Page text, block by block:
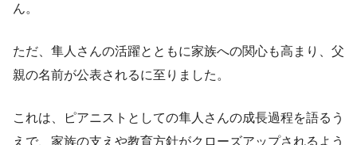
ん。
ただ、隼人さんの活躍とともに家族への関心も高まり、父
親の名前が公表されるに至りました。
これは、ピアニストとしての隼人さんの成長過程を語るう
えで、家族の支えや教育方針がクローズアップされるよう